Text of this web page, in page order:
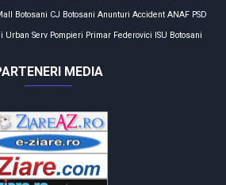
Botosani CJ Botosani Anunturi Accident ANAF PSD
Urban Serv Pompieri Primar Federovici ISU Botosani
MEDIA